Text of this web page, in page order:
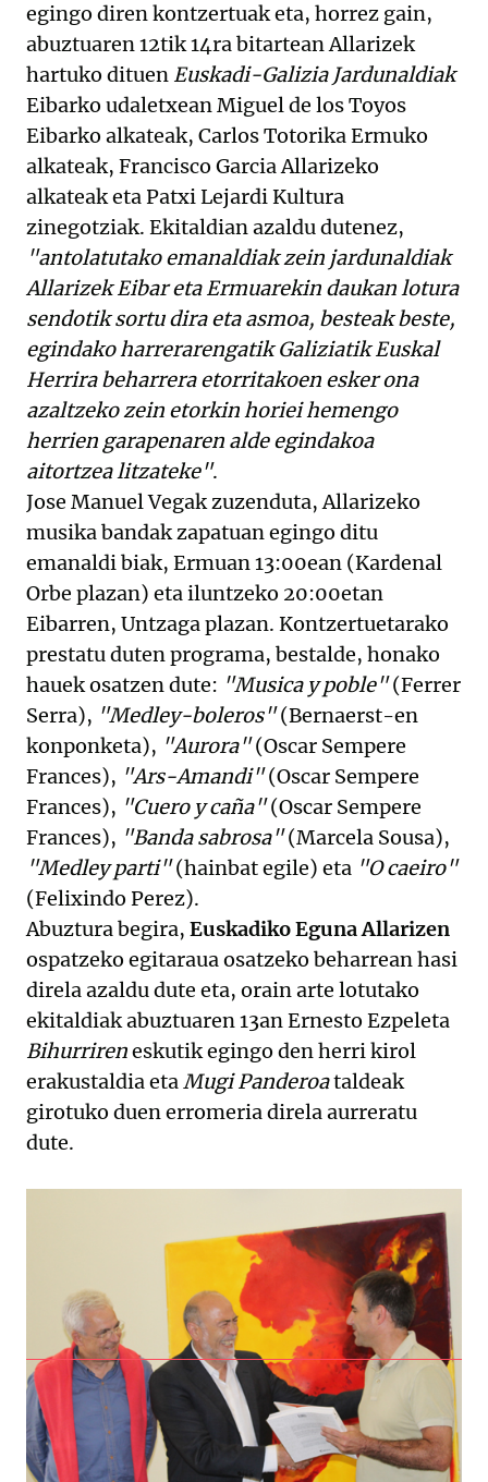
egingo diren kontzertuak eta, horrez gain,
abuztuaren 12tik 14ra bitartean Allarizek
hartuko dituen Euskadi-Galizia Jardunaldiak
Eibarko udaletxean Miguel de los Toyos
Eibarko alkateak, Carlos Totorika Ermuko
alkateak, Francisco Garcia Allarizeko
alkateak eta Patxi Lejardi Kultura
zinegotziak. Ekitaldian azaldu dutenez,
"antolatutako emanaldiak zein jardunaldiak
Allarizek Eibar eta Ermuarekin daukan lotura
sendotik sortu dira eta asmoa, besteak beste,
egindako harrerarengatik Galiziatik Euskal
Herrira beharrera etorritakoen esker ona
azaltzeko zein etorkin horiei hemengo
herrien garapenaren alde egindakoa
aitortzea litzateke".
Jose Manuel Vegak zuzenduta, Allarizeko
musika bandak zapatuan egingo ditu
emanaldi biak, Ermuan 13:00ean (Kardenal
Orbe plazan) eta iluntzeko 20:00etan
Eibarren, Untzaga plazan. Kontzertuetarako
prestatu duten programa, bestalde, honako
hauek osatzen dute: "Musica y poble"(Ferrer
Serra), "Medley-boleros"(Bernaerst-en
konponketa), "Aurora"(Oscar Sempere
Frances), "Ars-Amandi"(Oscar Sempere
Frances), "Cuero y caña"(Oscar Sempere
Frances), "Banda sabrosa"(Marcela Sousa),
"Medley parti"(hainbat egile) eta "O caeiro"
(Felixindo Perez).
Abuztura begira, Euskadiko Eguna Allarizen
ospatzeko egitaraua osatzeko beharrean hasi
direla azaldu dute eta, orain arte lotutako
ekitaldiak abuztuaren 13an Ernesto Ezpeleta
Bihurrireneskutik egingo den herri kirol
erakustaldia etaMugi Panderoataldeak
girotuko duen erromeria direla aurreratu
dute.